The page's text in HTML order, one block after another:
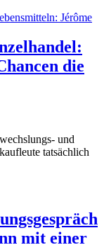
die
und
tatsächlich
mit einer